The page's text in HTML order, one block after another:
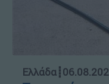
Ελλάδα┋